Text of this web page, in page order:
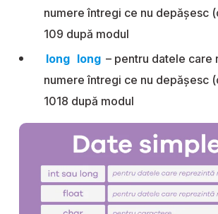
numere întregi ce nu depășesc
109 după modul
long long – pentru datele care
numere întregi ce nu depășesc
1018 după modul